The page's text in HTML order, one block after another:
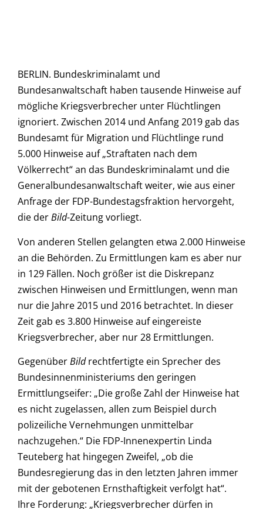
BERLIN. Bundeskriminalamt und
Bundesanwaltschaft haben tausende Hinweise auf
mögliche Kriegsverbrecher unter Flüchtlingen
ignoriert. Zwischen 2014 und Anfang 2019 gab das
Bundesamt für Migration und Flüchtlinge rund
5.000 Hinweise auf „Straftaten nach dem
Völkerrecht“ an das Bundeskriminalamt und die
Generalbundesanwaltschaft weiter, wie aus einer
Anfrage der FDP-Bundestagsfraktion hervorgeht,
die derBild-Zeitung vorliegt.
Von anderen Stellen gelangten etwa 2.000 Hinweise
an die Behörden. Zu Ermittlungen kam es aber nur
in 129 Fällen. Noch größer ist die Diskrepanz
zwischen Hinweisen und Ermittlungen, wenn man
nur die Jahre 2015 und 2016 betrachtet. In dieser
Zeit gab es 3.800 Hinweise auf eingereiste
Kriegsverbrecher, aber nur 28 Ermittlungen.
GegenüberBildrechtfertigte ein Sprecher des
Bundesinnenministeriums den geringen
Ermittlungseifer: „Die große Zahl der Hinweise hat
es nicht zugelassen, allen zum Beispiel durch
polizeiliche Vernehmungen unmittelbar
nachzugehen.“ Die FDP-Innenexpertin Linda
Teuteberg hat hingegen Zweifel, „ob die
Bundesregierung das in den letzten Jahren immer
mit der gebotenen Ernsthaftigkeit verfolgt hat“.
Ihre Forderung: „Kriegsverbrecher dürfen in